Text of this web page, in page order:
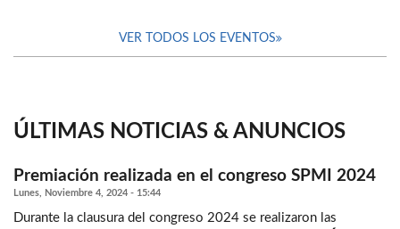
VER TODOS LOS EVENTOS
ÚLTIMAS NOTICIAS & ANUNCIOS
Premiación realizada en el congreso SPMI 2024
Lunes, Noviembre 4, 2024 - 15:44
Durante la clausura del congreso 2024 se realizaron las